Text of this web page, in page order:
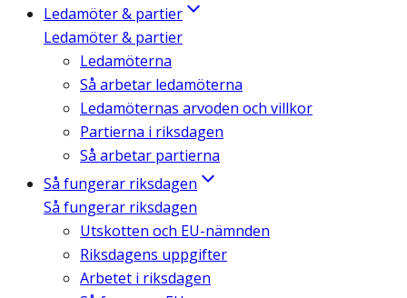
Ledamöter & partier
Ledamöter & partier
Ledamöterna
Så arbetar ledamöterna
Ledamöternas arvoden och villkor
Partierna i riksdagen
Så arbetar partierna
Så fungerar riksdagen
Så fungerar riksdagen
Utskotten och EU-nämnden
Riksdagens uppgifter
Arbetet i riksdagen